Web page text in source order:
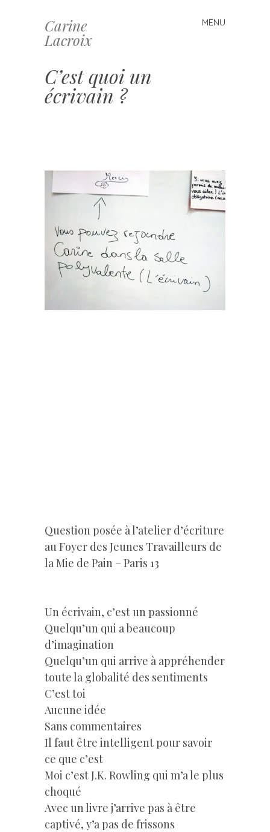
Carine
Lacroix
MENU
Skip
to
C’est quoi un
écrivain ?
Question posée à l’atelier d’écriture
au Foyer des Jeunes Travailleurs de
la Mie de Pain – Paris 13
Un écrivain, c’est un passionné
Quelqu’un qui a beaucoup
d’imagination
Quelqu’un qui arrive à appréhender
toute la globalité des sentiments
C’est toi
Aucune idée
Sans commentaires
Il faut être intelligent pour savoir
ce que c’est
Moi c’est J.K. Rowling qui m’a le plus
choqué
Avec un livre j’arrive pas à être
captivé, y’a pas de frissons